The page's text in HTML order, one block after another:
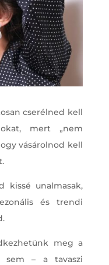
cserélned kell
mert „nem
vásárolnod kell
kissé unalmasak,
és trendi
meg a
sem – a tavaszi